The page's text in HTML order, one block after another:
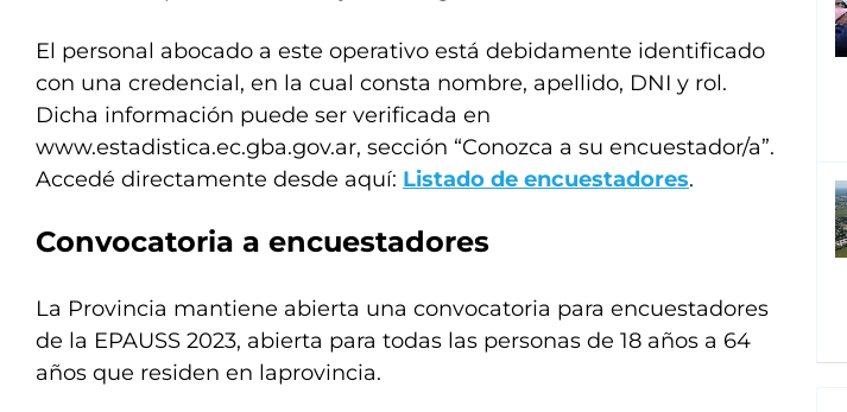
El personal abocado a este operativo está debidamente identificado
con una credencial, en la cual consta nombre, apellido, DNI y rol.
Dicha información puede ser verificada en
www.estadistica.ec.gba.gov.ar, sección “Conozca a su encuestador/a”.
Accedé directamente desde aquí: Listado de encuestadores.
Convocatoria a encuestadores
La Provincia mantiene abierta una convocatoria para encuestadores
de la EPAUSS 2023, abierta para todas las personas de 18 años a 64
años que residen en laprovincia.